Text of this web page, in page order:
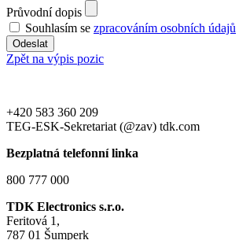
Průvodní dopis
Souhlasím se zpracováním osobních údajů
Zpět na výpis pozic
+420 583 360 209
TEG-ESK-Sekretariat (@zav) tdk.com
Bezplatná telefonní linka
800 777 000
TDK Electronics s.r.o.
Feritová 1,
787 01 Šumperk